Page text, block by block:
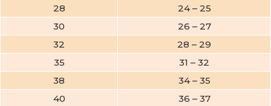
28
24 – 25
30
26 – 27
32
28 – 29
35
31 – 32
38
34 – 35
40
36 – 37